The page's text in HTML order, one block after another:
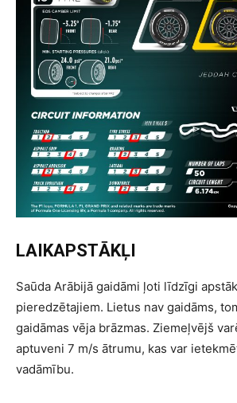
LAIKAPSTĀKĻI
Saūda Arābijā gaidāmi ļoti līdzīgi
pieredzētajiem. Lietus nav gaidāms,
gaidāmas vēja brāzmas. Ziemeļvējš
aptuveni 7 m/s ātrumu, kas var
vadāmību.